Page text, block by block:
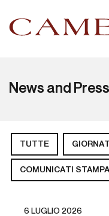
News and Press
TUTTE
COMUNICATI STAMPA
6 LUGLIO 2026